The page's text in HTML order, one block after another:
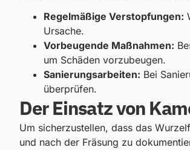
Regelmäßige Verstopfungen:
Ursache.
Vorbeugende Maßnahmen:
um Schäden vorzubeugen.
Sanierungsarbeiten: Bei
überprüfen.
Der Einsatz von
Um sicherzustellen, dass das
und nach der Fräsung zu